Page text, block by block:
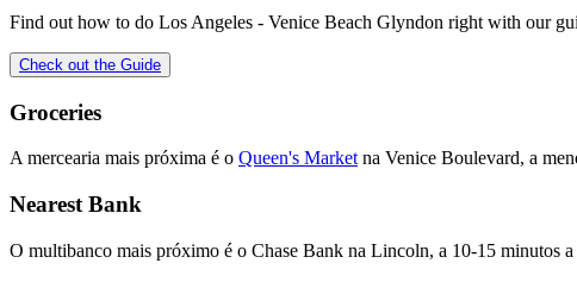
Find out how to do Los Angeles - Venice Beach Glyndon right with our
Check out the Guide
Groceries
A mercearia mais próxima é o Queen's Market na Venice Boulevard, a
Nearest Bank
O multibanco mais próximo é o Chase Bank na Lincoln, a 10-15 minutos a